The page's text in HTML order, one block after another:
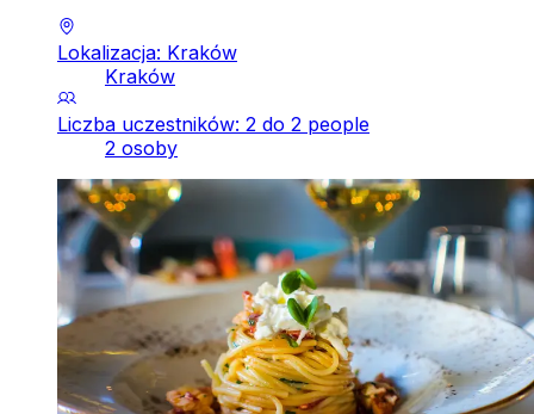
Lokalizacja: Kraków
Kraków
Liczba uczestników: 2 do 2 people
2 osoby